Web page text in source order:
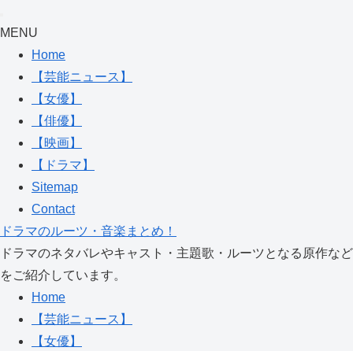
MENU
Home
【芸能ニュース】
【女優】
【俳優】
【映画】
【ドラマ】
Sitemap
Contact
ドラマのルーツ・音楽まとめ！
ドラマのネタバレやキャスト・主題歌・ルーツとなる原作など
をご紹介しています。
Home
【芸能ニュース】
【女優】